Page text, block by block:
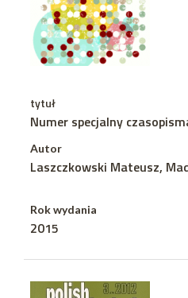
tytuł
Numer specjalny
Autor
Laszczkowski Mateusz,
Rok wydania
2015